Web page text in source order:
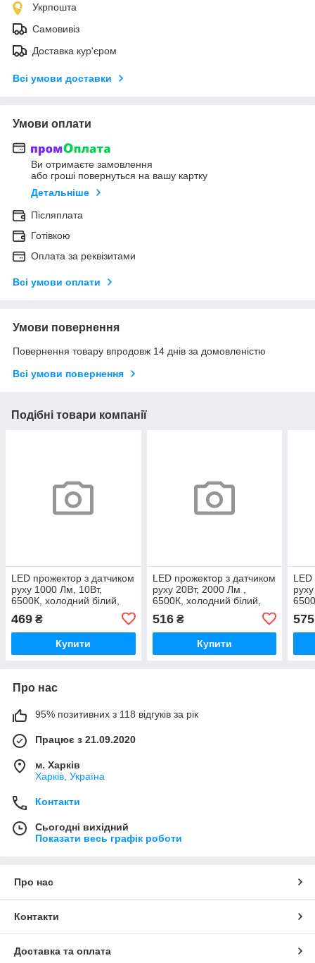
Укрпошта
Самовивіз
Доставка кур'єром
Всі умови доставки
Умови оплати
Ви отримаєте замовлення
або гроші повернуться на вашу картку
Детальніше
Післяплата
Готівкою
Оплата за реквізитами
Всі умови оплати
Умови повернення
Повернення товару впродовж 14 днів за домовленістю
Всі умови повернення
Подібні товари компанії
LED прожектор з датчиком
руху 1000 Лм, 10Вт,
6500К, холодний білий,
469 ₴
Купити
LED прожектор з датчиком
руху 20Вт, 2000 Лм ,
6500К, холодний білий,
516₴
Купити
LED
575
Про нас
95% позитивних з 118 відгуків за рік
Працює з 21.09.2020
м. Харків
Харків, Україна
Контакти
Сьогодні вихідний
Показати весь графік роботи
Про нас
Контакти
Доставка та оплата